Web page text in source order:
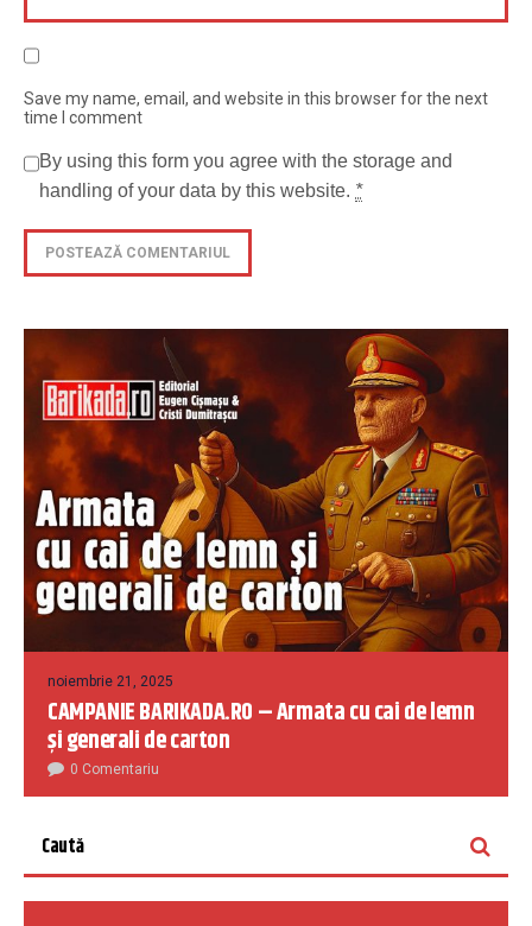
Save my name, email, and website in this browser for the next
time I comment
By using this form you agree with the storage and
handling of your data by this website. *
noiembrie 21, 2025
CAMPANIE BARIKADA.RO – Armata cu cai de lemn
și generali de carton
0 Comentariu